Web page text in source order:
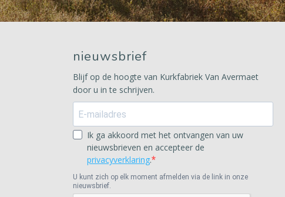
nieuwsbrief
Blijf op de hoogte van Kurkfabriek Van Avermaet
door u in te schrijven.
Ik ga akkoord met het ontvangen van uw
nieuwsbrieven en accepteer de
privacyverklaring.
U kunt zich op elk moment afmelden via de link in onze
nieuwsbrief.